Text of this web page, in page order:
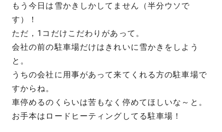
もう今日は雪かきしかしてません（半分ウソで
す）！
ただ，1コだけこだわりがあって。
会社の前の駐車場だけはきれいに雪かきをしよう
と。
うちの会社に用事があって来てくれる方の駐車場で
すからね。
車停めるのくらいは苦もなく停めてほしいな～と。
お手本はロードヒーティングしてる駐車場！